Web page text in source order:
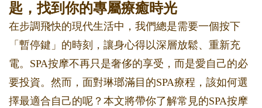
匙，找到你的專屬療癒時光
在步調飛快的現代生活中，我們總是需要一個按下
「暫停鍵」的時刻，讓身心得以深層放鬆、重新充
電。SPA按摩不再只是奢侈的享受，而是愛自己的必
要投資。然而，面對琳瑯滿目的SPA療程，該如何選
擇最適合自己的呢？本文將帶你了解常見的SPA按摩